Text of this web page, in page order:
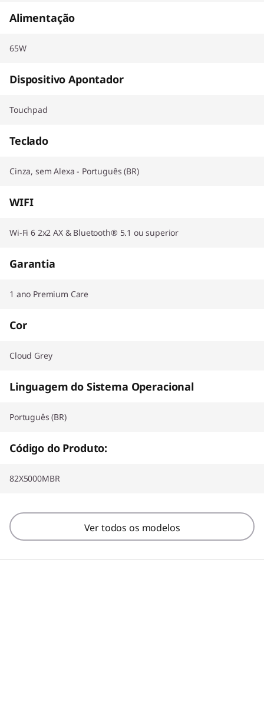
Alimentação
65W
Dispositivo Apontador
Touchpad
Teclado
Cinza, sem Alexa - Português (BR)
WIFI
Wi-Fi 6 2x2 AX & Bluetooth® 5.1 ou superior
Garantia
1 ano Premium Care
Cor
Cloud Grey
Linguagem do Sistema Operacional
Português (BR)
Código do Produto:
82X5000MBR
Ver todos os modelos